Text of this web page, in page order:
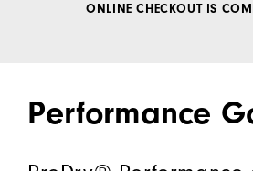
ONLINE CHECKOUT IS
Performance